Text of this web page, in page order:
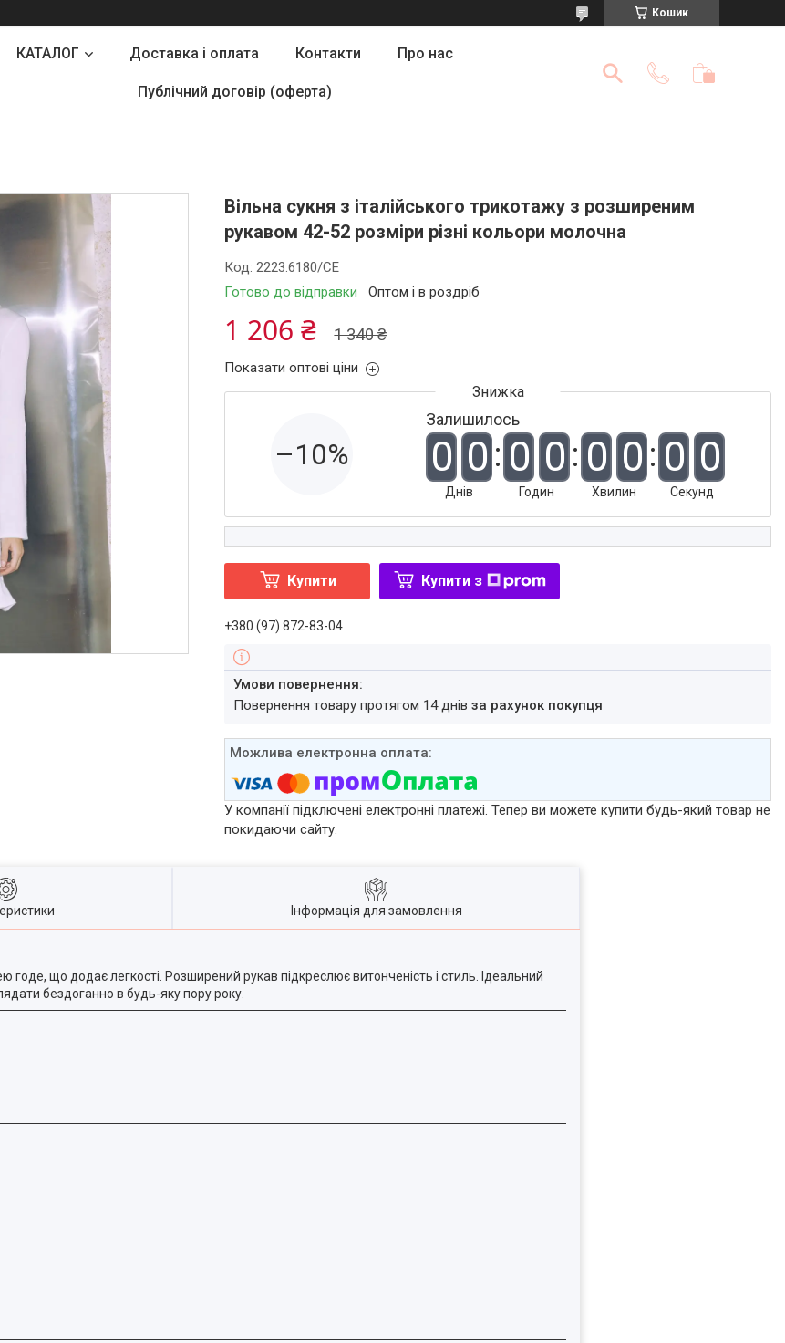
Кошик
КАТАЛОГ Доставка і оплата Контакти Про нас
Публічний договір (оферта)
Вільна сукня з італійського трикотажу з розширеним
рукавом 42-52 розміри різні кольори молочна
Готово до відправки Оптом і в роздріб
Код:2223.6180/СЕ
1 340 ₴
1 206 ₴
Показати оптові ціни
–10%
Залишилось
0 0
Днів
0 0
Годин
0 0
Хвилин
0 0
Секунд
Купити Купити з
+380 (97) 872-83-04
повернення товару протягом 14 днівза рахунок покупця
У компанії підключені електронні платежі. Тепер ви можете купити будь-який товар не
покидаючи сайту.
Інформація для замовлення
годе, що додає легкості. Розширений рукав підкреслює витонченість і стиль. Ідеальний
бездоганно в будь-яку пору року.